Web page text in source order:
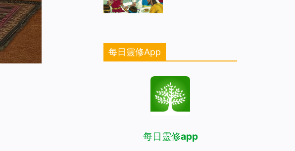
每日靈修App
每日靈修app